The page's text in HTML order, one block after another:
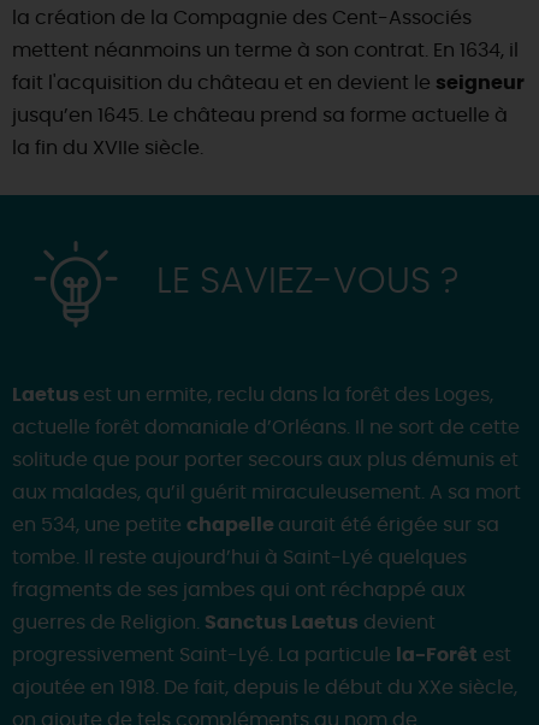
la création de la Compagnie des Cent-Associés
mettent néanmoins un terme à son contrat. En 1634, il
fait l'acquisition du château et en devient le seigneur
jusqu’en 1645. Le château prend sa forme actuelle à
la fin du XVIIe siècle.
LE SAVIEZ-VOUS ?
Laetus est un ermite, reclu dans la forêt des Loges,
actuelle forêt domaniale d’Orléans. Il ne sort de cette
solitude que pour porter secours aux plus démunis et
aux malades, qu’il guérit miraculeusement. A sa mort
en 534, une petite chapelle aurait été érigée sur sa
tombe. Il reste aujourd’hui à Saint-Lyé quelques
fragments de ses jambes qui ont réchappé aux
guerres de Religion. Sanctus Laetus devient
progressivement Saint-Lyé. La particule
la-Forêt est
ajoutée en 1918. De fait, depuis le début du XXe siècle,
on ajoute de tels compléments au nom de